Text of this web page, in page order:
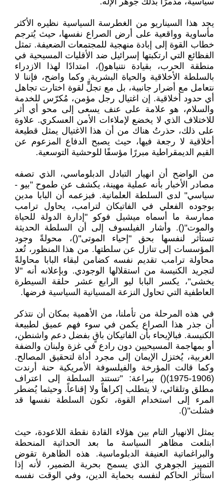
يجد هذا السيناريو من الغطرسة السياسية نظيره الأكثر
مأساوية وواقعية على أرض الصراع نفسها، حيث يُترجم
خطاب القوة إلى إبادة منهجية للمجتمعات الضعيفة. تمثل
الفظائع التي ارتكبتها إسرائيل ضد الأقليات المسيحية في
منطقة الحرب، بقيادة نتنياهو()، امتدادًا لهذا الازدراء
بالسلطة الأخلاقية والحياة البشرية. وكما واضح، فإننا لا
نتعامل مع أضرار جانبية، بل مع تجلٍّ لقوة اختارت تجاهل
أي حدود أخلاقية. إن اغتيال رجل مؤمن، مُكرّس للخدمة
والسلام، هو علامة على عنف يسعى إلى محو أي أثر
للاختلاف الذي لا يخضع لإملاءات الأمن العسكري. علاوة
على ذلك، حذرتُ هناك من أن هذا الاغتيال يمثل قطيعة
أخلاقية لا رجعة فيها، حيث يصبح الدفاع المزعوم عن
القيم الديمقراطية مبررًا مؤسفًا للوحشية التوسعية.
من الواضح أن انهيار التبادل الدبلوماسي، الذي تصفه
مصادر الأخبار بأنه عملية مهينة، يكشف عن طموح "بيو -
سياسي" لدى السلطة العلمانية. فبزعمه أن البابا مدين
بوجوده الفعلي في الفاتيكان لترامب، يحاول ترامب
ممارسة ما أسماه ميشيل فوكو "إدارة الدولة للحياة
والموت"(). وأشار الفيلسوف إلى أن السلطة الحديثة
تستأثر لنفسها بحق "إحياء الموتى"()، محولةً وجود
المؤسسات إلى تنازل عن سلطتها. من هذا المنظور، تُعد
محاولة ترامب تقديم نفسه كضامن لبقاء البابا محاولةً
لتجريد الكنيسة من استقلالها الوجودي. وبإعلانه أنه "لا
يخشى"، يكسر البابا ليو الرابع عشر حلقة السيطرة
العاطفية التي تحاول النزعة المسيانية السياسية فرضها.
في هذه المرحلة من تأملنا، من الأهمية بمكان أن نتذكر
أن جذر هذا الصراع يكمن في سوء فهم عميق لطبيعة
الكنيسة. فبالإيحاء بأن الفاتيكان باقٍ بفضل دعم واشنطن،
أو بمهاجمة المسيحيين دون رادع في غزة ولبنان والضفة
الغربية، يُختزل الإيمان إلى مجرد أداة لتحقيق المصالح.
وكما قالت المؤرخة والفيلسوفة الأمريكية حنة أرندت
(1906-1975)() ببراعة: "تستند السلطة إلى اعتراف
مطلق وتلقائي، لا يتطلب إكراهاً ولا إقناعاً. وحيثما يُضطر
المرء إلى استخدام القوة، تكون السلطة نفسها قد
فشلت"().
يمثل الانهيار التام بين هؤلاء القادة نقطة اللاعودة، حيث
ابتلعت مظاهر السياسة ما بعد الحداثية المنحطة
والبراغماتية العنيفة الدبلوماسية. هذه الظاهرة تقوض
التمييز الجوهري الذي يسمح بحرية الضمير، لأنه إذا
استأثر الحاكم لنفسه بحماية الدين، وفي الوقت نفسه